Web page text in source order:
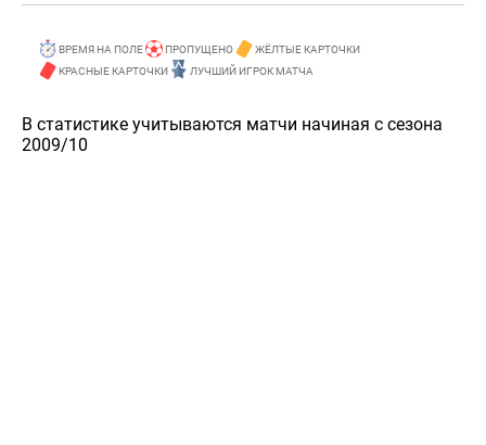
ВРЕМЯ НА ПОЛЕ ПРОПУЩЕНО
ЖЁЛТЫЕ КАРТОЧКИ
КРАСНЫЕ КАРТОЧКИ
ЛУЧШИЙ ИГРОК МАТЧА
В статистике учитываются матчи начиная с сезона
2009/10